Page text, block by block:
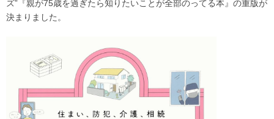
ズ”『親が75歳を過ぎたら知りたいことが全部のってる本』の重版が
決まりました。